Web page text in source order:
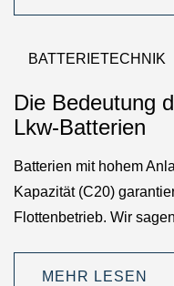
BATTERIETECHNIK
Die Bedeutung
Lkw-Batterien
Batterien mit hohem
Kapazität (C20)
Flottenbetrieb. Wir
MEHR LESEN